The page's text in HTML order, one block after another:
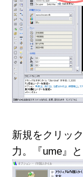
新規をクリッ
力。『ume』